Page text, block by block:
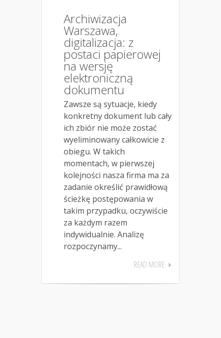
Archiwizacja
Warszawa,
digitalizacja: z
postaci papierowej
na wersję
elektroniczną
dokumentu
Zawsze są sytuacje, kiedy
konkretny dokument lub cały
ich zbiór nie może zostać
wyeliminowany całkowicie z
obiegu. W takich
momentach, w pierwszej
kolejności nasza firma ma za
zadanie określić prawidłową
ścieżkę postępowania w
takim przypadku, oczywiście
za każdym razem
indywidualnie. Analizę
rozpoczynamy...
READ MORE